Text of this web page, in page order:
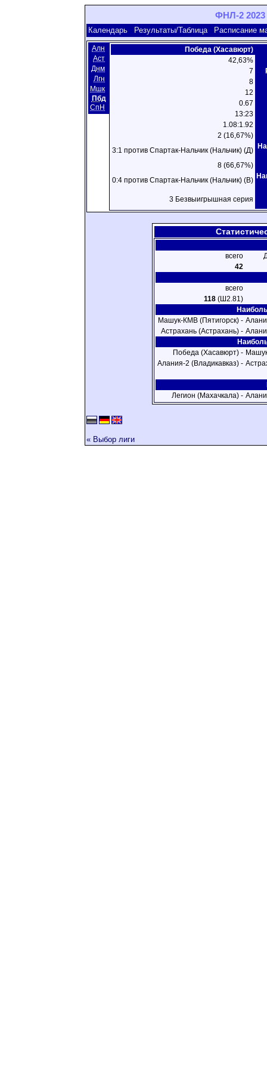
ФНЛ-2 2023
Календарь Результаты/Таблица Расписание
Алн
Аст
Днм
Лгн
Мшк
Пбд
СпН
Победа (Хасавюрт)
42,63%
7
8
12
0.67
13:23
1.08:1.92
2 (16,67%)
3:1 против Спартак-Нальчик (Нальчик) (Д)
8 (66,67%)
0:4 против Спартак-Нальчик (Нальчик) (В)
3 Безвыигрышная серия
всего
42
всего
118(Ш2.81)
Машук-КМВ (Пятигорск) -
Астрахань (Астрахань) -
Победа (Хасавюрт) -
Алания-2 (Владикавказ) -
Легион (Махачкала) -
« Выбор лиги